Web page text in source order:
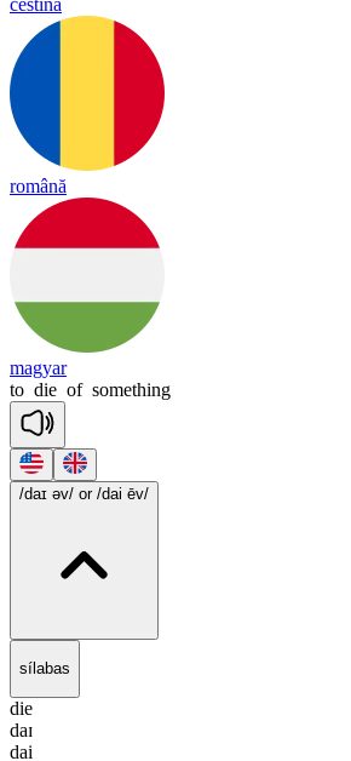
čeština
română
magyar
to die of something
/daɪ əv/ or /dai ēv/
sílabas
die
daɪ
dai